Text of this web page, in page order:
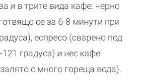
и в трите вида кафе: черно
се за 6-8 минути при
еспресо (сварено под
градуса) и нес кафе
с много гореща вода).